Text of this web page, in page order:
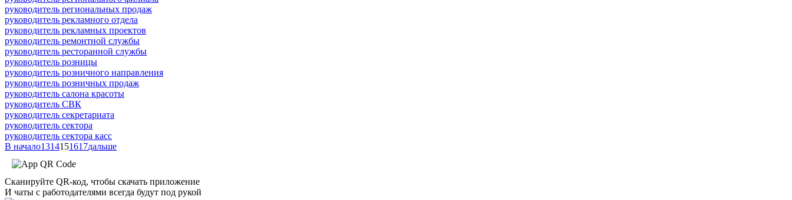
руководитель региональных продаж
руководитель рекламного отдела
руководитель рекламных проектов
руководитель ремонтной службы
руководитель ресторанной службы
руководитель розницы
руководитель розничного направления
руководитель розничных продаж
руководитель салона красоты
руководитель СВК
руководитель секретариата
руководитель сектора
руководитель сектора касс
В начало1314151617дальше
Сканируйте QR-код, чтобы скачать приложение
И чаты с работодателями всегда будут под рукой